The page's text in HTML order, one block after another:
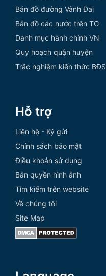
Bản đồ đường Vành Đai
Bản đồ các nước trên TG
Danh mục hành chính VN
Quy hoạch quận huyện
Trắc nghiệm kiến thức BĐS
Hỗ trợ
Liên hệ - Ký gửi
Chính sách bảo mật
Điều khoản sử dụng
Bản quyền hình ảnh
Tìm kiếm trên website
Về chúng tôi
Site Map